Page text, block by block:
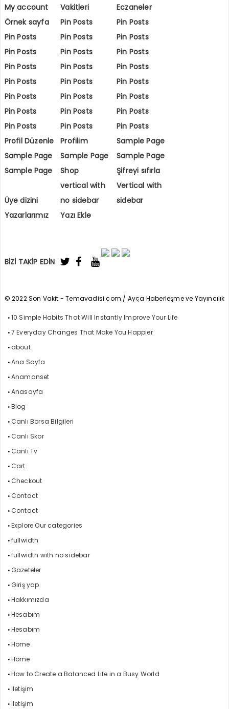
My account Vakitleri
Eczaneler
Örnek sayfa
Pin Posts
Pin Posts
Pin Posts
Pin Posts
Pin Posts
Pin Posts
Pin Posts
Pin Posts
Pin Posts
Pin Posts
Pin Posts
Pin Posts
Pin Posts
Pin Posts
Pin Posts
Pin Posts
Pin Posts
Pin Posts
Pin Posts
Pin Posts
Pin Posts
Pin Posts
Pin Posts
Profil Düzenle
Profilim
Sample Page
Sample Page
Sample Page
Sample Page
Sample Page
Shop Şifreyi sıfırla
Üye dizini
vertical with
no sidebar
Vertical with
sidebar
Yazarlarımız
Yazı Ekle
BİZİ TAKİP EDİN
© 2022 Son Vakit - Temavadisi.com / Ayça Haberleşme ve Yayıncılık
10 Simple Habits That Will Instantly Improve Your Life
7 Everyday Changes That Make You Happier
about
Ana Sayfa
Anamanset
Anasayfa
Blog
Canlı Borsa Bilgileri
Canlı Skor
Canlı Tv
Cart
Checkout
Contact
Contact
Explore Our categories
fullwidth
fullwidth with no sidebar
Gazeteler
Giriş yap
Hakkımızda
Hesabım
Hesabım
Home
Home
How to Create a Balanced Life in a Busy World
İletişim
İletişim